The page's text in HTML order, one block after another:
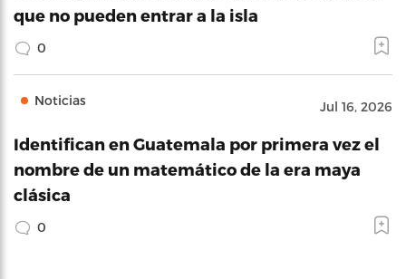
que no pueden entrar a la isla
0
Noticias Jul 16, 2026
Identifican en Guatemala por primera vez el
nombre de un matemático de la era maya
clásica
0